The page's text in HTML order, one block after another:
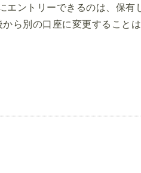
エントリーできるのは、保有
ら別の口座に変更すること